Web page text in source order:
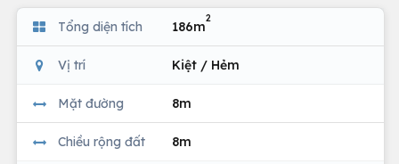
Tổng diện tích 186m
2
Vị trí Kiệt / Hẻm
Mặt đường 8m
Chiều rộng đất 8m